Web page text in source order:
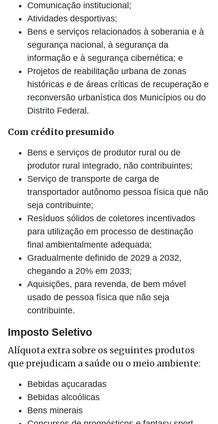
Comunicação institucional;
Atividades desportivas;
Bens e serviços relacionados à soberania e à
segurança nacional, à segurança da
informação e à segurança cibernética; e
Projetos de reabilitação urbana de zonas
históricas e de áreas críticas de recuperação e
reconversão urbanística dos Municípios ou do
Distrito Federal.
Com crédito presumido
Bens e serviços de produtor rural ou de
produtor rural integrado, não contribuintes;
Serviço de transporte de carga de
transportador autônomo pessoa física que não
seja contribuinte;
Resíduos sólidos de coletores incentivados
para utilização em processo de destinação
final ambientalmente adequada;
Gradualmente definido de 2029 a 2032,
chegando a 20% em 2033;
Aquisições, para revenda, de bem móvel
usado de pessoa física que não seja
contribuinte.
Imposto Seletivo
Alíquota extra sobre os seguintes produtos
que prejudicam a saúde ou o meio ambiente:
Bebidas açucaradas
Bebidas alcoólicas
Bens minerais